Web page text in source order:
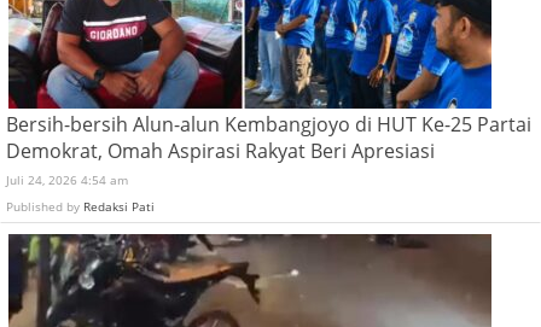
Bersih-bersih Alun-alun Kembangjoyo di HUT Ke-25 Partai
Demokrat, Omah Aspirasi Rakyat Beri Apresiasi
Juli 24, 2026 4:54 am
Published by Redaksi Pati